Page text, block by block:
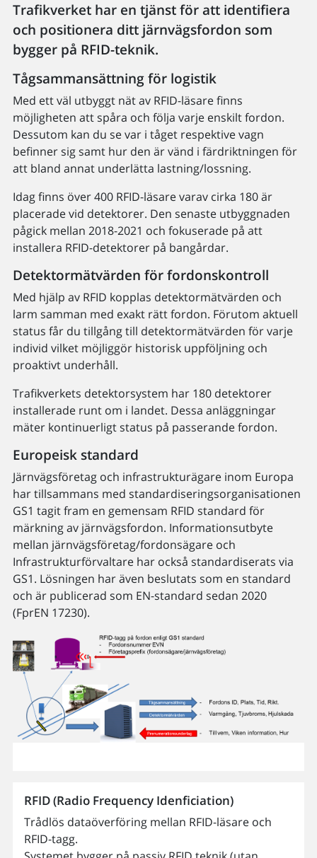
Trafikverket har en tjänst för att identifiera
och positionera ditt järnvägsfordon som
bygger på RFID-teknik.
Tågsammansättning för logistik
Med ett väl utbyggt nät av RFID-läsare finns
möjligheten att spåra och följa varje enskilt fordon.
Dessutom kan du se var i tåget respektive vagn
befinner sig samt hur den är vänd i färdriktningen för
att bland annat underlätta lastning/lossning.
Idag finns över 400 RFID-läsare varav cirka 180 är
placerade vid detektorer. Den senaste utbyggnaden
pågick mellan 2018-2021 och fokuserade på att
installera RFID-detektorer på bangårdar.
Detektormätvärden för fordonskontroll
Med hjälp av RFID kopplas detektormätvärden och
larm samman med exakt rätt fordon. Förutom aktuell
status får du tillgång till detektormätvärden för varje
individ vilket möjliggör historisk uppföljning och
proaktivt underhåll.
Trafikverkets detektorsystem har 180 detektorer
installerade runt om i landet. Dessa anläggningar
mäter kontinuerligt status på passerande fordon.
Europeisk standard
Järnvägsföretag och infrastrukturägare inom Europa
har tillsammans med standardiserings­organisationen
GS1 tagit fram en gemensam RFID standard för
märkning av järnvägsfordon. Informationsutbyte
mellan järnvägsföretag/fordonsägare och
Infrastrukturförvaltare har också standardiserats via
GS1. Lösningen har även beslutats som en standard
och är publicerad som EN-standard sedan 2020
(FprEN 17230).
RFID (Radio Frequency Idenficiation)
Trådlös dataöverföring mellan RFID-läsare och
RFID-tagg.